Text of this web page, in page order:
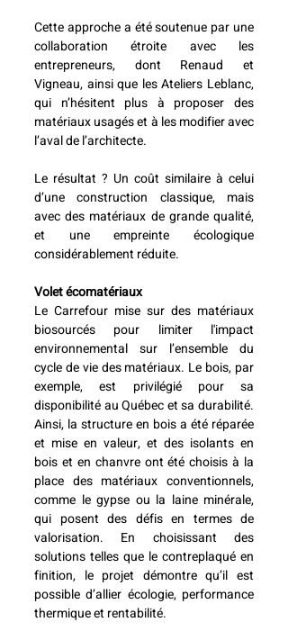
Cette approche a été soutenue par une
collaboration étroite avec les
entrepreneurs, dont Renaud et
Vigneau, ainsi que les Ateliers Leblanc,
qui n’hésitent plus à proposer des
matériaux usagés et à les modifier avec
l’aval de l’architecte.
Le résultat ? Un coût similaire à celui
d’une construction classique, mais
avec des matériaux de grande qualité,
et une empreinte écologique
considérablement réduite.
Volet écomatériaux
Le Carrefour mise sur des matériaux
biosourcés pour limiter l'impact
environnemental sur l’ensemble du
cycle de vie des matériaux. Le bois, par
exemple, est privilégié pour sa
disponibilité au Québec et sa durabilité.
Ainsi, la structure en bois a été réparée
et mise en valeur, et des isolants en
bois et en chanvre ont été choisis à la
place des matériaux conventionnels,
comme le gypse ou la laine minérale,
qui posent des défis en termes de
valorisation. En choisissant des
solutions telles que le contreplaqué en
finition, le projet démontre qu’il est
possible d’allier écologie, performance
thermique et rentabilité.